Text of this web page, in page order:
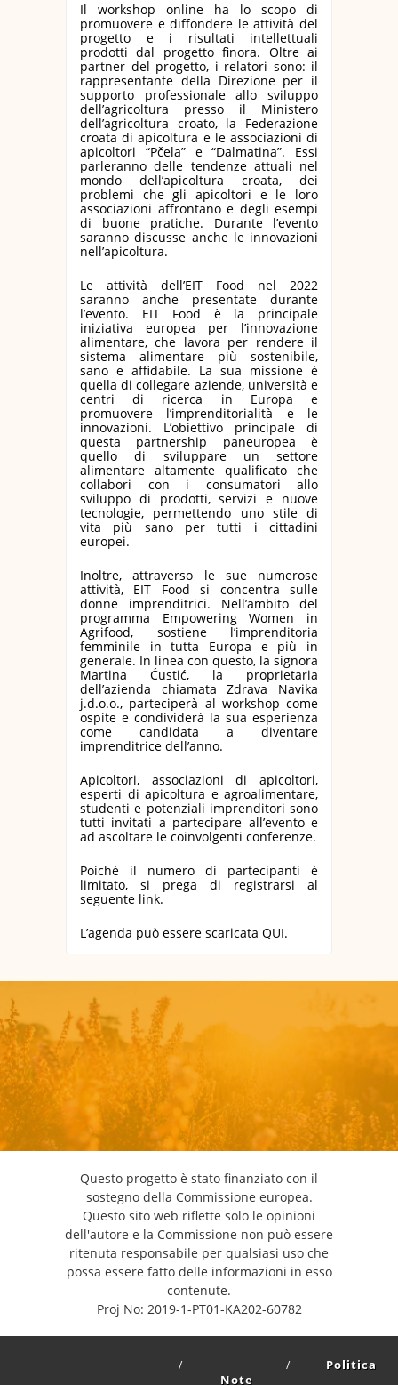
Il workshop online ha lo scopo di
promuovere e diffondere le attività del
progetto e i risultati intellettuali
prodotti dal progetto finora. Oltre ai
partner del progetto, i relatori sono: il
rappresentante della Direzione per il
supporto professionale allo sviluppo
dell’agricoltura presso il Ministero
dell’agricoltura croato, la Federazione
croata di apicoltura e le associazioni di
apicoltori “Pčela” e “Dalmatina”. Essi
parleranno delle tendenze attuali nel
mondo dell’apicoltura croata, dei
problemi che gli apicoltori e le loro
associazioni affrontano e degli esempi
di buone pratiche. Durante l’evento
saranno discusse anche le innovazioni
nell’apicoltura.
Le attività dell’EIT Food nel 2022
saranno anche presentate durante
l’evento. EIT Food è la principale
iniziativa europea per l’innovazione
alimentare, che lavora per rendere il
sistema alimentare più sostenibile,
sano e affidabile. La sua missione è
quella di collegare aziende, università e
centri di ricerca in Europa e
promuovere l’imprenditorialità e le
innovazioni. L’obiettivo principale di
questa partnership paneuropea è
quello di sviluppare un settore
alimentare altamente qualificato che
collabori con i consumatori allo
sviluppo di prodotti, servizi e nuove
tecnologie, permettendo uno stile di
vita più sano per tutti i cittadini
europei.
Inoltre, attraverso le sue numerose
attività, EIT Food si concentra sulle
donne imprenditrici. Nell’ambito del
programma Empowering Women in
Agrifood, sostiene l’imprenditoria
femminile in tutta Europa e più in
generale. In linea con questo, la signora
Martina Ćustić, la proprietaria
dell’azienda chiamata Zdrava Navika
j.d.o.o., parteciperà al workshop come
ospite e condividerà la sua esperienza
come candidata a diventare
imprenditrice dell’anno.
Apicoltori, associazioni di apicoltori,
esperti di apicoltura e agroalimentare,
studenti e potenziali imprenditori sono
tutti invitati a partecipare all’evento e
ad ascoltare le coinvolgenti conferenze.
Poiché il numero di partecipanti è
limitato, si prega di registrarsi al
seguente link.
L’agenda può essere scaricata QUI.
Questo progetto è stato finanziato con il
sostegno della Commissione europea.
Questo sito web riflette solo le opinioni
dell'autore e la Commissione non può essere
ritenuta responsabile per qualsiasi uso che
possa essere fatto delle informazioni in esso
contenute.
Proj No: 2019-1-PT01-KA202-60782
Note
Politica